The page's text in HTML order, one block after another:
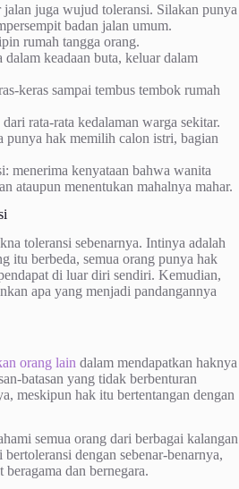
juga wujud toleransi. Silakan punya
badan jalan umum.
rumah tangga orang.
dalam keadaan buta, keluar dalam
keras sampai tembus tembok rumah
rata-rata kedalaman warga sekitar.
punya hak memilih calon istri, bagian
menerima kenyataan bahwa wanita
ataupun menentukan mahalnya mahar.
toleransi sebenarnya. Intinya adalah
itu berbeda, semua orang punya hak
di luar diri sendiri. Kemudian,
apa yang menjadi pandangannya
orang lain dalam mendapatkan haknya
batasan yang tidak berbenturan
meskipun hak itu bertentangan dengan
semua orang dari berbagai kalangan
dengan sebenar-benarnya,
dan bernegara.